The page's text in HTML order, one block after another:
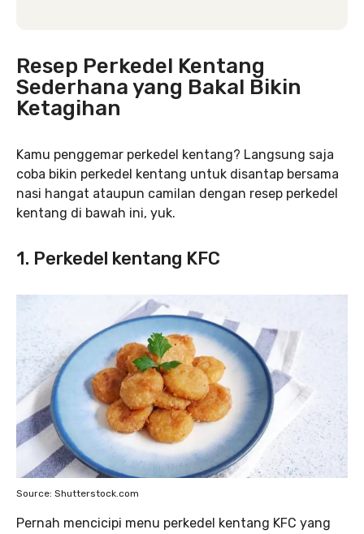
Resep Perkedel Kentang
Sederhana yang Bakal Bikin
Ketagihan
Kamu penggemar perkedel kentang? Langsung saja
coba bikin perkedel kentang untuk disantap bersama
nasi hangat ataupun camilan dengan resep perkedel
kentang di bawah ini, yuk.
1. Perkedel kentang KFC
Source: Shutterstock.com
Pernah mencicipi menu perkedel kentang KFC yang